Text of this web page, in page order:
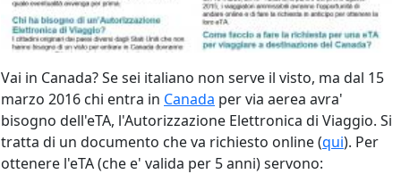
Vai in Canada? Se sei italiano non serve il visto, ma dal 15
marzo 2016 chi entra in Canada per via aerea avra'
bisogno dell'eTA, l'Autorizzazione Elettronica di Viaggio. Si
tratta di un documento che va richiesto online (qui). Per
ottenere l'eTA (che e' valida per 5 anni) servono: